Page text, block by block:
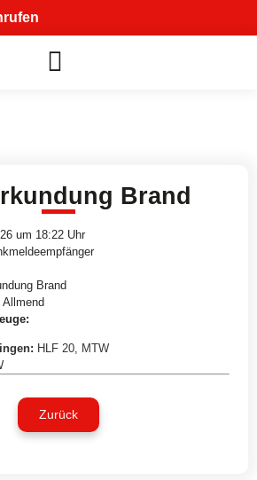
Brand
um 18:22 Uhr
Brand
Allmend
: HLF 20, MTW
Zurück